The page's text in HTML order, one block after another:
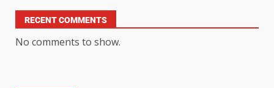
RECENT COMMENTS
No comments to show.